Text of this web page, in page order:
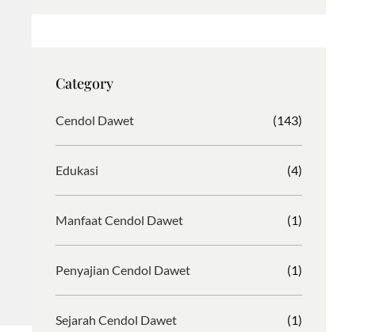
r
m
o
Category
Cendol Dawet (143)
Edukasi (4)
Manfaat Cendol Dawet (1)
Penyajian Cendol Dawet (1)
Sejarah Cendol Dawet (1)